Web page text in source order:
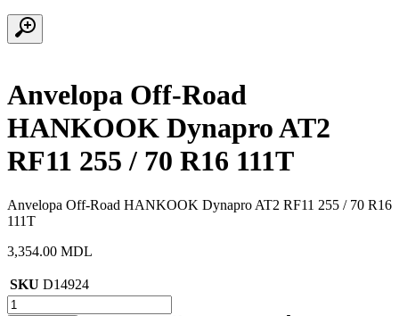
Anvelopa Off-Road
HANKOOK Dynapro AT2
RF11 255 / 70 R16 111T
Anvelopa Off-Road HANKOOK Dynapro AT2 RF11 255 / 70 R16
111T
3,354.00 MDL
SKU D14924
Cantitate